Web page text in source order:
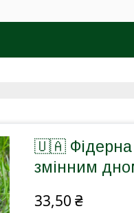
🇺🇦 Фідерна
змінним
33,50 ₴